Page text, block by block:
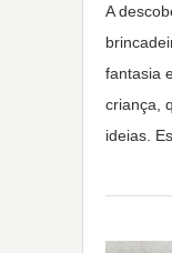
A
fantasia
criança,
ideias.